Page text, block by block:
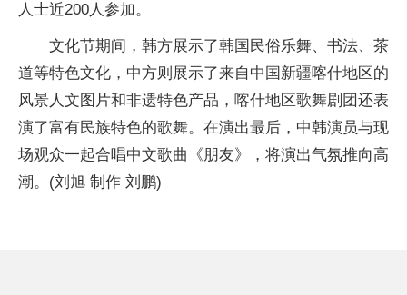
人士近200人参加。
文化节期间，韩方展示了韩国民俗乐舞、书法、茶
道等特色文化，中方则展示了来自中国新疆喀什地区的
风景人文图片和非遗特色产品，喀什地区歌舞剧团还表
演了富有民族特色的歌舞。在演出最后，中韩演员与现
场观众一起合唱中文歌曲《朋友》，将演出气氛推向高
潮。(刘旭 制作 刘鹏)